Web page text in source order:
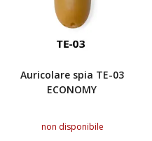
Auricolare spia TE-03
ECONOMY
non disponibile